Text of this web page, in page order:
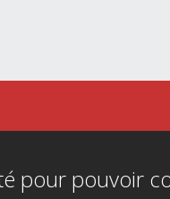
pour pouvoir